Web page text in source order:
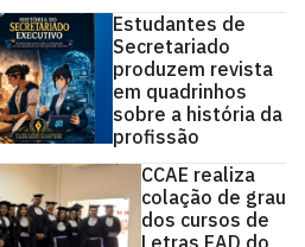
Estudantes de
Secretariado
produzem revista
em quadrinhos
sobre a história da
profissão
CCAE realiza
colação de grau
dos cursos de